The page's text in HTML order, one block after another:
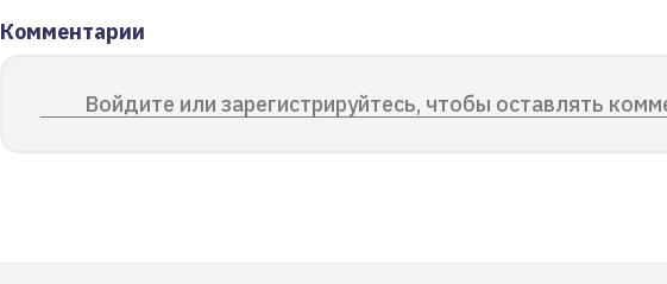
Комментарии
Войдите или зарегистрируйтесь, чтобы оставлять